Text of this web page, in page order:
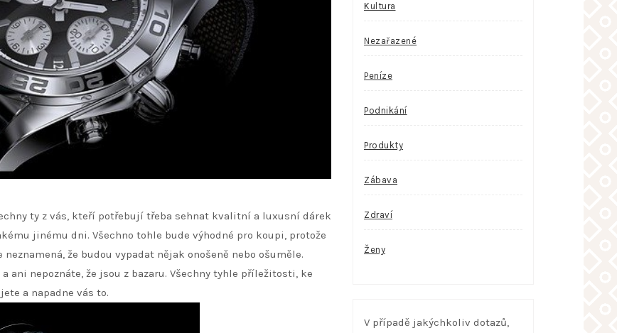
ty z vás, kteří potřebují třeba sehnat kvalitní a luxusní dárek
jinému dni. Všechno tohle bude výhodné pro koupi, protože
že budou vypadat nějak onošeně nebo ošuměle.
ani nepoznáte, že jsou z bazaru. Všechny tyhle příležitosti, ke
a napadne vás to.
Kultura
Nezařazené
Peníze
Podnikání
Produkty
Zábava
Zdraví
Ženy
V případě jakýchkoliv dotazů,